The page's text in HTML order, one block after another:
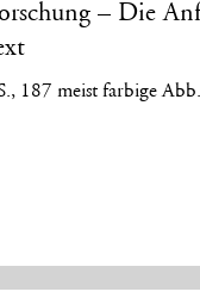
– Die
187 meist farbige